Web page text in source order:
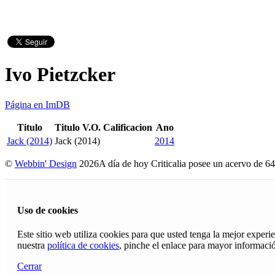
Ivo Pietzcker
Página en ImDB
Titulo Titulo V.O. Calificacion Ano
Jack (2014) Jack (2014) 2014
© Webbin' Design 2026A día de hoy Criticalia posee un acervo de
Uso de cookies
Este sitio web utiliza cookies para que usted tenga la mejor
nuestra política de cookies, pinche el enlace para mayor
Cerrar